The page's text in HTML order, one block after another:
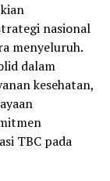
nasional
menyeluruh.
dalam
kesehatan,
TBC pada